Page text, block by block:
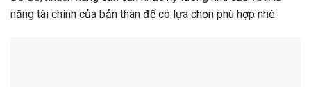
năng tài chính của bản thân để có lựa chọn phù hợp nhé.